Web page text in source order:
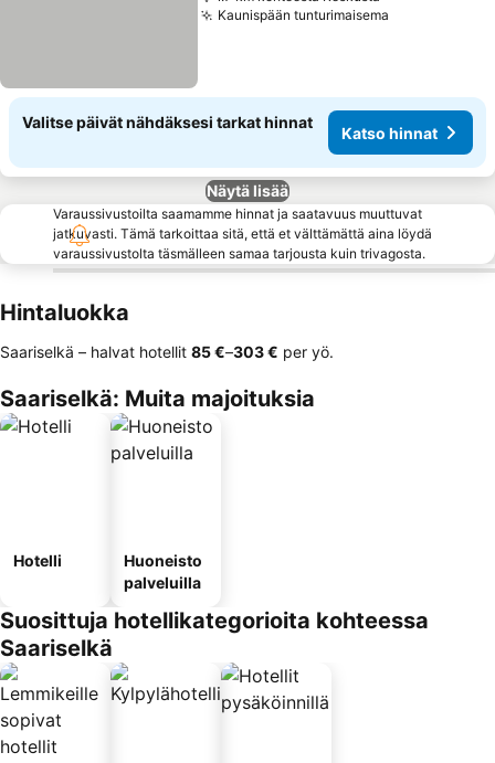
Kaunispään tunturimaisema
Valitse päivät nähdäksesi tarkat hinnat
Katso hinnat
Näytä lisää
Varaussivustoilta saamamme hinnat ja saatavuus muuttuvat
jatkuvasti. Tämä tarkoittaa sitä, että et välttämättä aina löydä
varaussivustolta täsmälleen samaa tarjousta kuin trivagosta.
Hintaluokka
Saariselkä – halvat hotellit ‎85 €–‎303 € per yö.
Saariselkä: Muita majoituksia
Hotelli
Huoneisto
palveluilla
Suosittuja hotellikategorioita kohteessa
Saariselkä